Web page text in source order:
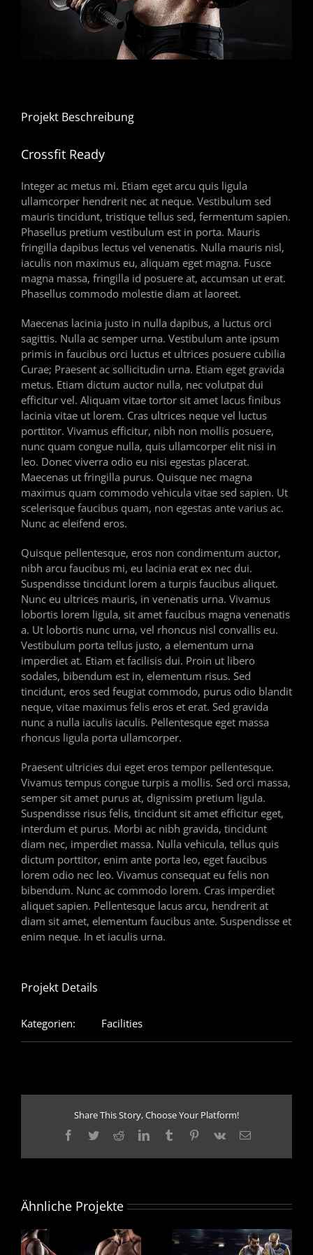
Projekt Beschreibung
Crossfit Ready
Integer ac metus mi. Etiam eget arcu quis ligula
ullamcorper hendrerit nec at neque. Vestibulum sed
mauris tincidunt, tristique tellus sed, fermentum sapien.
Phasellus pretium vestibulum est in porta. Mauris
fringilla dapibus lectus vel venenatis. Nulla mauris nisl,
iaculis non maximus eu, aliquam eget magna. Fusce
magna massa, fringilla id posuere at, accumsan ut erat.
Phasellus commodo molestie diam at laoreet.
Maecenas lacinia justo in nulla dapibus, a luctus orci
sagittis. Nulla ac semper urna. Vestibulum ante ipsum
primis in faucibus orci luctus et ultrices posuere cubilia
Curae; Praesent ac sollicitudin urna. Etiam eget gravida
metus. Etiam dictum auctor nulla, nec volutpat dui
efficitur vel. Aliquam vitae tortor sit amet lacus finibus
lacinia vitae ut lorem. Cras ultrices neque vel luctus
porttitor. Vivamus efficitur, nibh non mollis posuere,
nunc quam congue nulla, quis ullamcorper elit nisi in
leo. Donec viverra odio eu nisi egestas placerat.
Maecenas ut fringilla purus. Quisque nec magna
maximus quam commodo vehicula vitae sed sapien. Ut
scelerisque faucibus quam, non egestas ante varius ac.
Nunc ac eleifend eros.
Quisque pellentesque, eros non condimentum auctor,
nibh arcu faucibus mi, eu lacinia erat ex nec dui.
Suspendisse tincidunt lorem a turpis faucibus aliquet.
Nunc eu ultrices mauris, in venenatis urna. Vivamus
lobortis lorem ligula, sit amet faucibus magna venenatis
a. Ut lobortis nunc urna, vel rhoncus nisl convallis eu.
Vestibulum porta tellus justo, a elementum urna
imperdiet at. Etiam et facilisis dui. Proin ut libero
sodales, bibendum est in, elementum risus. Sed
tincidunt, eros sed feugiat commodo, purus odio blandit
neque, vitae maximus felis eros et erat. Sed gravida
nunc a nulla iaculis iaculis. Pellentesque eget massa
rhoncus ligula porta ullamcorper.
Praesent ultricies dui eget eros tempor pellentesque.
Vivamus tempus congue turpis a mollis. Sed orci massa,
semper sit amet purus at, dignissim pretium ligula.
Suspendisse risus felis, tincidunt sit amet efficitur eget,
interdum et purus. Morbi ac nibh gravida, tincidunt
diam nec, imperdiet massa. Nulla vehicula, tellus quis
dictum porttitor, enim ante porta leo, eget faucibus
lorem odio nec leo. Vivamus consequat eu felis non
bibendum. Nunc ac commodo lorem. Cras imperdiet
aliquet sapien. Pellentesque lacus arcu, hendrerit at
diam sit amet, elementum faucibus ante. Suspendisse et
enim neque. In et iaculis urna.
Projekt Details
Kategorien: Facilities
Share This Story, Choose Your Platform!
Facebook
TwitterRedditLinkedInTumblrPinterest
Vk
E-
Ähnliche Projekte